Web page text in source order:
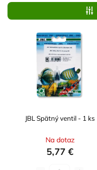
Najlacnejšie
Najdrahšie
Najpredávanejšie
Abecedne
JBL Spätný ventil - 1 ks
Na dotaz
5,77 €